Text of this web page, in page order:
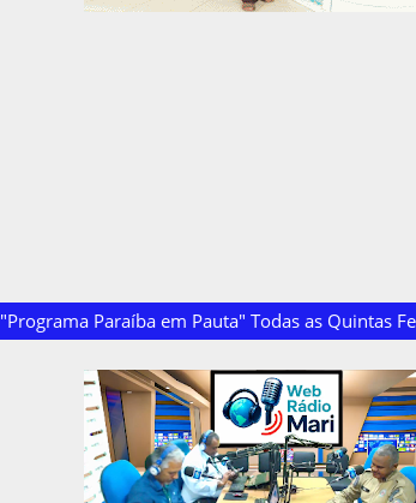
"Programa Paraíba em Pauta" Todas as Quintas